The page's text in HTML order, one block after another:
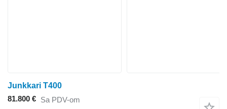
Junkkari T400
81.800 € Sa PDV-om